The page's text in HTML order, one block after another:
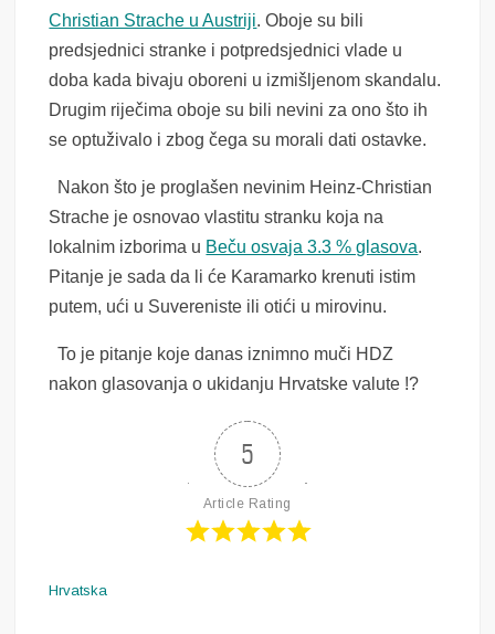
Christian Strache u Austriji. Oboje su bili
predsjednici stranke i potpredsjednici vlade u
doba kada bivaju oboreni u izmišljenom skandalu.
Drugim riječima oboje su bili nevini za ono što ih
se optuživalo i zbog čega su morali dati ostavke.
Nakon što je proglašen nevinim Heinz-Christian
Strache je osnovao vlastitu stranku koja na
lokalnim izborima u Beču osvaja 3.3 % glasova.
Pitanje je sada da li će Karamarko krenuti istim
putem, ući u Suvereniste ili otići u mirovinu.
To je pitanje koje danas iznimno muči HDZ
nakon glasovanja o ukidanju Hrvatske valute !?
5
Article Rating
Hrvatska